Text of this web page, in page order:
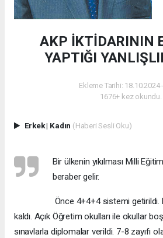
AKP İKTİDARININ
YAPTIĞI
Ekleme Tarihi: 18.10.2024
1676+ kez okundu.
Erkek| Kadın (Haberi Sesli Oku)
Bir ülkenin yıkılması Milli
beraber gelir.
Önce 4+4+4 sistemi getirildi.
kaldı. Açık Öğretim okulları ile okullar
sınavlarla diplomalar verildi. 7-8 zayıfı